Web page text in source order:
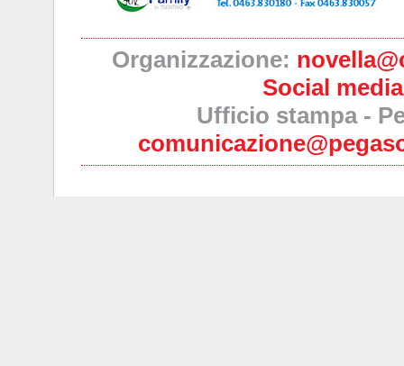
Organizzazione:
Social
Ufficio stampa -